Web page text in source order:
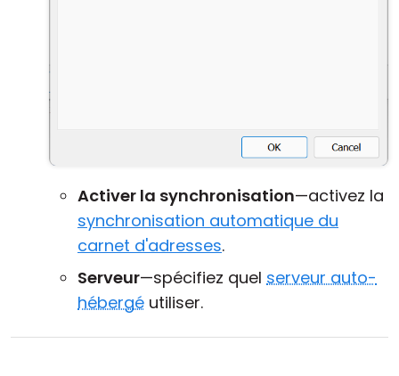
Activer la synchronisation—activez la
synchronisation automatique du
carnet d'adresses.
Serveur—spécifiez quel serveur auto-
hébergé utiliser.